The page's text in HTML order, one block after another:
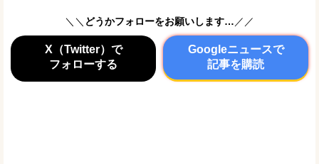
＼＼ どうかフォローをお願いします… ／／
X（Twitter）で
フォローする
Googleニュースで
記事を購読